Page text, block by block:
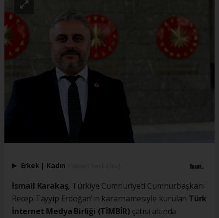
Erkek | Kadın
İsmail Karakaş, Türkiye Cumhuriyeti Cumhurbaşkanı
Recep Tayyip Erdoğan'ın kararnamesiyle kurulan Türk
İnternet Medya Birliği (TİMBİR) çatısı altında